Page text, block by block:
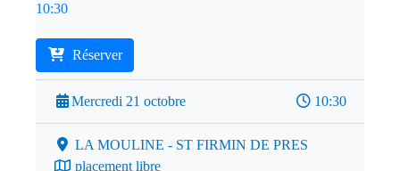
10:30
Réserver
Mercredi 21 octobre 10:30
LA MOULINE - ST FIRMIN DE PRES
placement libre